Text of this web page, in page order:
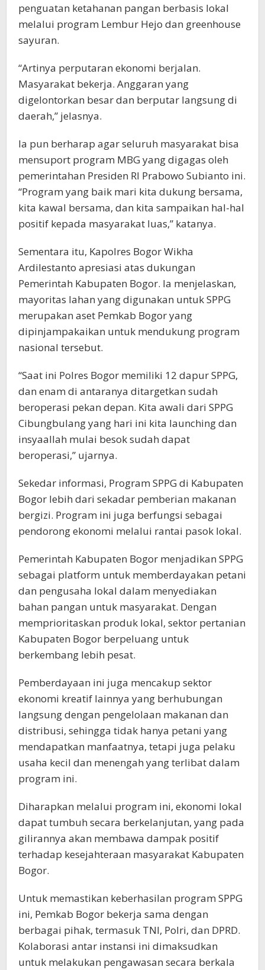
penguatan ketahanan pangan berbasis lokal
melalui program Lembur Hejo dan greenhouse
sayuran.
“Artinya perputaran ekonomi berjalan.
Masyarakat bekerja. Anggaran yang
digelontorkan besar dan berputar langsung di
daerah,” jelasnya.
Ia pun berharap agar seluruh masyarakat bisa
mensuport program MBG yang digagas oleh
pemerintahan Presiden RI Prabowo Subianto ini.
“Program yang baik mari kita dukung bersama,
kita kawal bersama, dan kita sampaikan hal-hal
positif kepada masyarakat luas,” katanya.
Sementara itu, Kapolres Bogor Wikha
Ardilestanto apresiasi atas dukungan
Pemerintah Kabupaten Bogor. Ia menjelaskan,
mayoritas lahan yang digunakan untuk SPPG
merupakan aset Pemkab Bogor yang
dipinjampakaikan untuk mendukung program
nasional tersebut.
“Saat ini Polres Bogor memiliki 12 dapur SPPG,
dan enam di antaranya ditargetkan sudah
beroperasi pekan depan. Kita awali dari SPPG
Cibungbulang yang hari ini kita launching dan
insyaallah mulai besok sudah dapat
beroperasi,” ujarnya.
Sekedar informasi, Program SPPG di Kabupaten
Bogor lebih dari sekadar pemberian makanan
bergizi. Program ini juga berfungsi sebagai
pendorong ekonomi melalui rantai pasok lokal.
Pemerintah Kabupaten Bogor menjadikan SPPG
sebagai platform untuk memberdayakan petani
dan pengusaha lokal dalam menyediakan
bahan pangan untuk masyarakat. Dengan
memprioritaskan produk lokal, sektor pertanian
Kabupaten Bogor berpeluang untuk
berkembang lebih pesat.
Pemberdayaan ini juga mencakup sektor
ekonomi kreatif lainnya yang berhubungan
langsung dengan pengelolaan makanan dan
distribusi, sehingga tidak hanya petani yang
mendapatkan manfaatnya, tetapi juga pelaku
usaha kecil dan menengah yang terlibat dalam
program ini.
Diharapkan melalui program ini, ekonomi lokal
dapat tumbuh secara berkelanjutan, yang pada
gilirannya akan membawa dampak positif
terhadap kesejahteraan masyarakat Kabupaten
Bogor.
Untuk memastikan keberhasilan program SPPG
ini, Pemkab Bogor bekerja sama dengan
berbagai pihak, termasuk TNI, Polri, dan DPRD.
Kolaborasi antar instansi ini dimaksudkan
untuk melakukan pengawasan secara berkala